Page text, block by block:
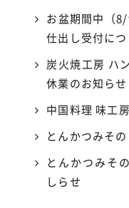
お盆期間中（
仕出し受付に
炭火焼工房 ハ
休業のお知らせ
中国料理 味工
とんかつみそ
とんかつみそ
しらせ